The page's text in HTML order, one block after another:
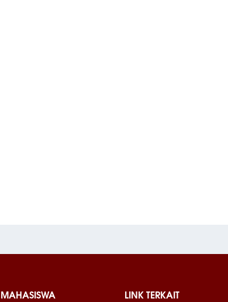
MAHASISWA LINK TERKAIT